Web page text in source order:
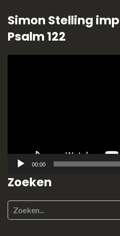
Simon Stelling
Psalm 122
00:00
Zoeken